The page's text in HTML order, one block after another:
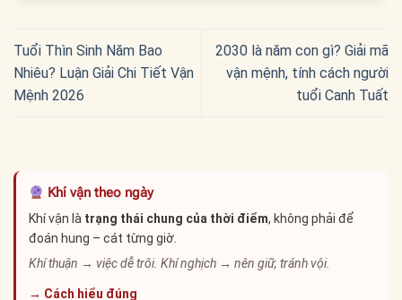
Tuổi Thìn Sinh Năm Bao
Nhiêu? Luận Giải Chi Tiết Vận
Mệnh 2026
2030 là năm con gì? Giải mã
vận mệnh, tính cách người
tuổi Canh Tuất
Khí vận theo ngày
Khí vận là trạng thái chung của thời điểm, không phải để
đoán hung – cát từng giờ.
Khí thuận → việc dễ trôi. Khí nghịch → nên giữ, tránh vội.
→ Cách hiểu đúng